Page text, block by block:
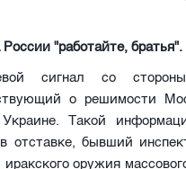
"работайте, братья".
сигнал со стороны
о решимости
Такой
бывший
оружия